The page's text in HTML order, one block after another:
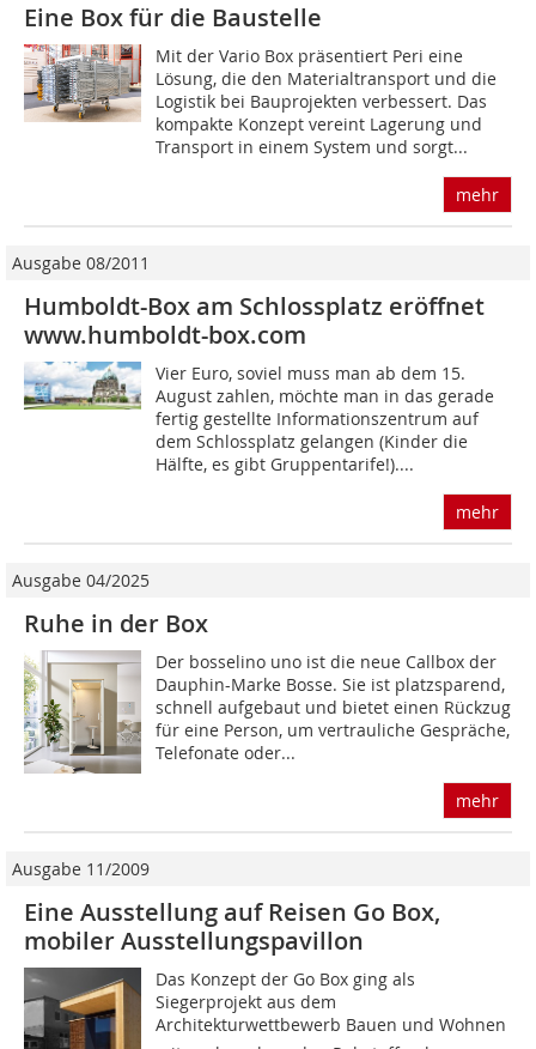
Eine Box für die Baustelle
Mit der Vario Box präsentiert Peri eine
Lösung, die den Materialtransport und die
Logistik bei Bauprojekten verbessert. Das
kompakte Konzept vereint Lagerung und
Transport in einem System und sorgt...
mehr
Ausgabe 08/2011
Humboldt-Box am Schlossplatz eröffnet
www.humboldt-box.com
Vier Euro, soviel muss man ab dem 15.
August zahlen, möchte man in das gerade
fertig gestellte Informationszentrum auf
dem Schlossplatz gelangen (Kinder die
Hälfte, es gibt Gruppentarife!)....
mehr
Ausgabe 04/2025
Ruhe in der Box
Der bosselino uno ist die neue Callbox der
Dauphin-Marke Bosse. Sie ist platzsparend,
schnell aufgebaut und bietet einen Rückzug
für eine Person, um vertrauliche Gespräche,
Telefonate oder...
mehr
Ausgabe 11/2009
Eine Ausstellung auf Reisen Go Box,
mobiler Ausstellungspavillon
Das Konzept der Go Box ging als
Siegerprojekt aus dem
Architekturwettbewerb Bauen und Wohnen